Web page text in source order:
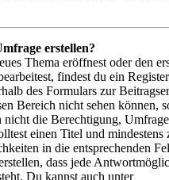
erstellen?
Thema eröffnest oder den
findest du ein
des Formulars zur
Bereich nicht sehen können,
nicht die Berechtigung,
einen Titel und mindestens
in die entsprechenden
dass jede
Du kannst auch unter